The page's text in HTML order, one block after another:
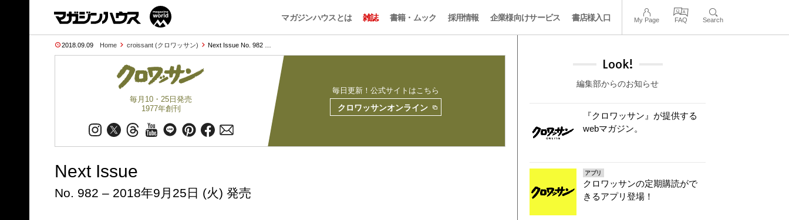
マガジンハウスとは 雑誌 書籍・ムック 採用情報 企業様向けサービス 書店様入口 My Page FAQ Search
2018.09.09 Home croissant (クロワッサン) Next Issue No. 982 …
毎月10・25日発売
1977年創刊
毎日更新！公式サイトはこちら
クロワッサンオンライン
Next Issue
No. 982 – 2018年9月25日 (火) 発売
Look!
編集部からのお知らせ
『クロワッサン』が提供する
webマガジン。
アプリ
クロワッサンの定期購読がで
きるアプリ登場！